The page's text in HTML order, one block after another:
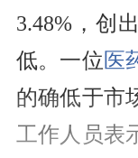
3.48%，创
低。一位医
的确低于市
工作人员表